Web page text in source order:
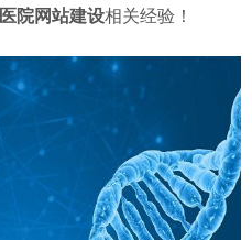
医院网站建设相关经验！